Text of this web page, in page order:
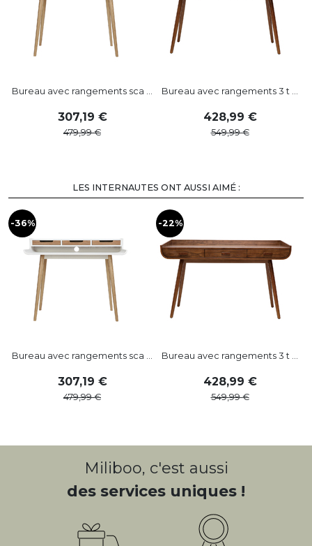
Bureau avec rangements sca ...
307,19
479,99
Bureau avec rangements 3 t ...
428,99
549,99
LES INTERNAUTES ONT AUSSI AIMÉ :
-36%
Bureau avec rangements sca ...
307,19
479,99
-22%
Bureau avec rangements 3 t ...
428,99
549,99
Miliboo, c'est aussi
des services uniques !